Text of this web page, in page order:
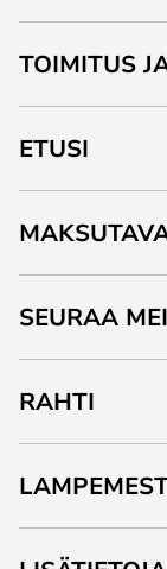
TOIMITUS
ETUSI
SEURAA
RAHTI